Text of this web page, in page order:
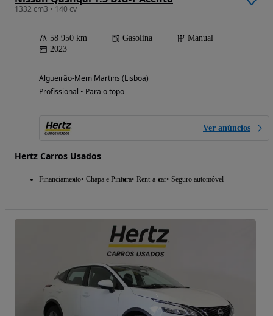
1332 cm3 • 140 cv
58 950 km Gasolina
Manual
2023
Algueirão-Mem Martins (Lisboa)
Profissional • Para o topo
Ver anúncios
Hertz Carros Usados
Financiamento Chapa e Pintura Rent-a-car Seguro automóvel